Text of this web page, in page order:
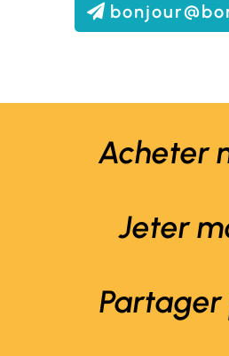
Acheter
Jeter
Partager